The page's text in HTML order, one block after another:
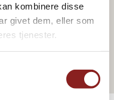
kombinere disse
givet dem, eller som
tjenester.